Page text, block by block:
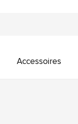
Accessoires